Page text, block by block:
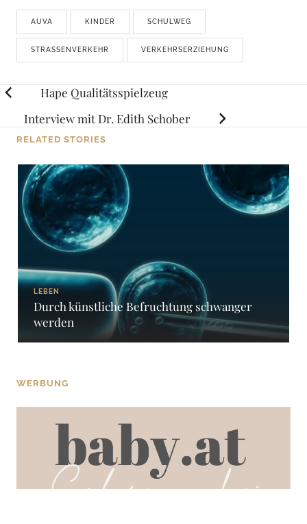
AUVA KINDER SCHULWEG
STRASSENVERKEHR VERKEHRSERZIEHUNG
Posts
navigation
Hape Qualitätsspielzeug
Interview mit Dr. Edith Schober
RELATED STORIES
LEBEN
Durch künstliche Befruchtung schwanger
werden
WERBUNG